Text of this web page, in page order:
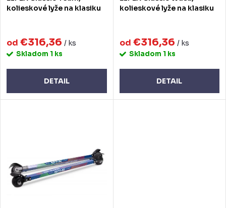
d
k
t
v
d
k
v
kolieskové lyže na klasiku
od €316,36 / ks
Skladom 1 ks
DETAIL
kolieskové lyže na klasiku
od €316,36 / ks
Skladom 1 ks
DETAIL